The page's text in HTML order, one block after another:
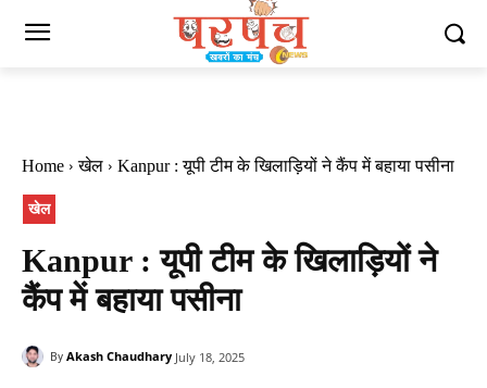
Home खेल Kanpur : यूपी टीम के खिलाड़ियों ने कैंप में बहाया पसीना
खेल
Kanpur : यूपी टीम के खिलाड़ियों ने
कैंप में बहाया पसीना
By Akash Chaudhary July 18, 2025